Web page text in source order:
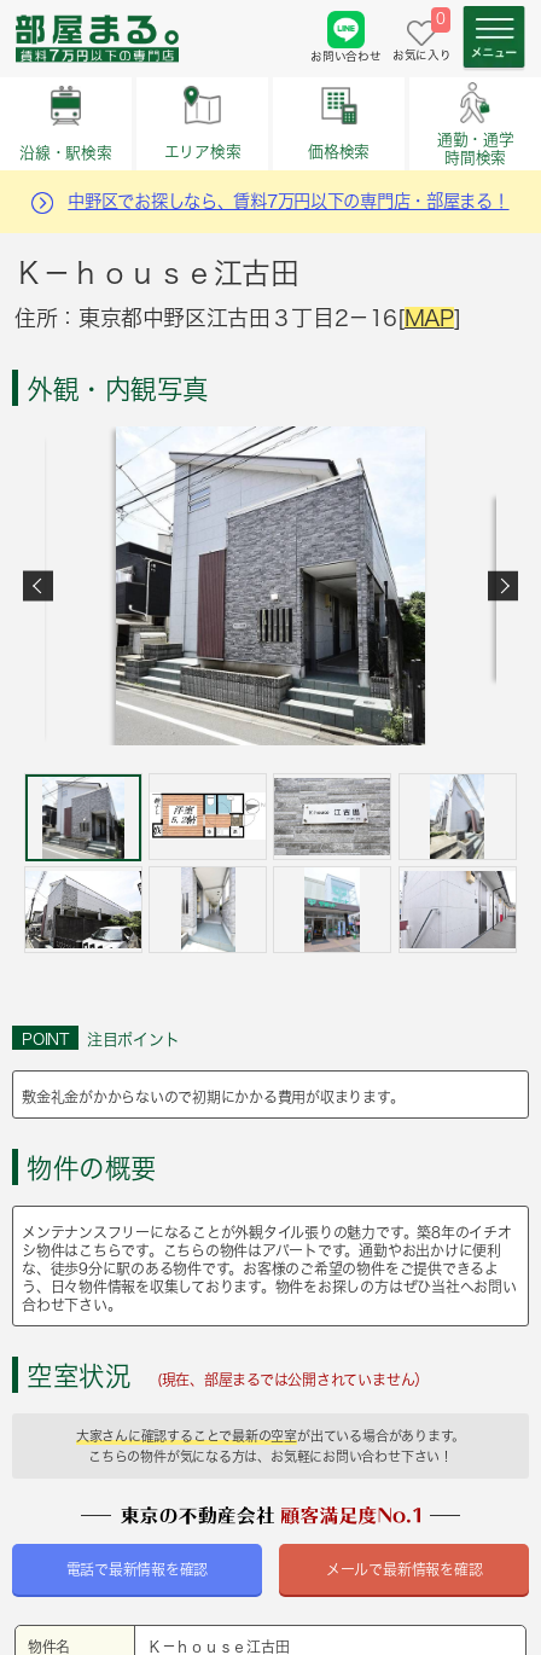
お問い合わせ
0
お気に入り
沿線・駅検索 エリア検索 価格検索
通勤・通学
時間検索
中野区でお探しなら、賃料7万円以下の専門店・部屋まる！
Ｋ－ｈｏｕｓｅ江古田
住所：東京都中野区江古田３丁目2－16[MAP]
外観・内観写真
POINT 注目ポイント
敷金礼金がかからないので初期にかかる費用が収まります。
物件の概要
メンテナンスフリーになることが外観タイル張りの魅力です。築8年のイチオ
シ物件はこちらです。こちらの物件はアパートです。通勤やお出かけに便利
な、徒歩9分に駅のある物件です。お客様のご希望の物件をご提供できるよ
う、日々物件情報を収集しております。物件をお探しの方はぜひ当社へお問い
合わせ下さい。
空室状況 (現在、部屋まるでは公開されていません）
大家さんに確認することで最新の空室が出ている場合があります。
こちらの物件が気になる方は、お気軽にお問い合わせ下さい！
電話で最新情報を確認 メールで最新情報を確認
物件名 Ｋ－ｈｏｕｓｅ江古田